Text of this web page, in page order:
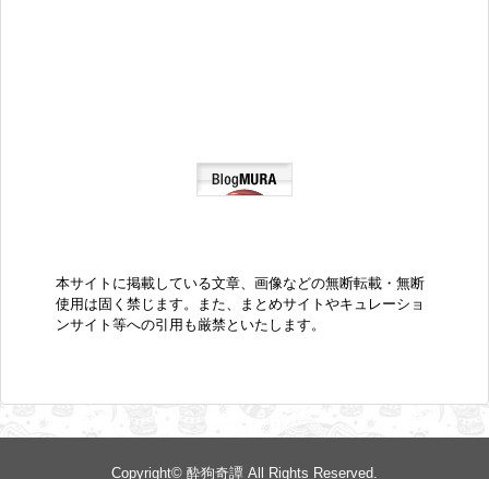
本サイトに掲載している文章、画像などの無断転載・無断
使用は固く禁じます。また、まとめサイトやキュレーショ
ンサイト等への引用も厳禁といたします。
Copyright© 酔狗奇譚 All Rights Reserved.